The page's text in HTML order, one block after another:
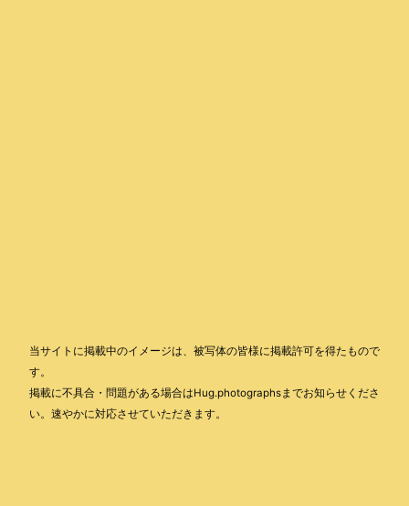
当サイトに掲載中のイメージは、被写体の皆様に掲載許可を得たもので
す。
掲載に不具合・問題がある場合はHug.photographsまでお知らせくださ
い。速やかに対応させていただきます。